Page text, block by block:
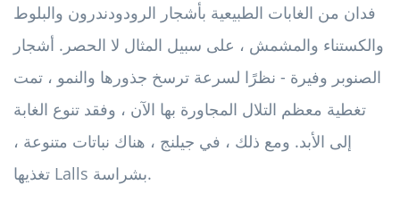
فدان من الغابات الطبيعية بأشجار الرودودندرون والبلوط
والكستناء والمشمش ، على سبيل المثال لا الحصر. أشجار
الصنوبر وفيرة - نظرًا لسرعة ترسخ جذورها والنمو ، تمت
تغطية معظم التلال المجاورة بها الآن ، وفقد تنوع الغابة
إلى الأبد. ومع ذلك ، في جيلنج ، هناك نباتات متنوعة ،
تغذيها Lalls بشراسة.